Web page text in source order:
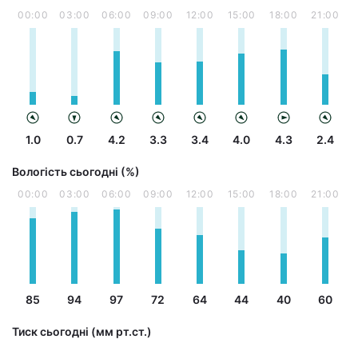
00:00
1.0
03:00
0.7
06:00
4.2
09:00
3.3
12:00
3.4
15:00
4.0
18:00
4.3
21:00
2.4
Вологість сьогодні (%)
00:00
85
03:00
94
06:00
97
09:00
72
12:00
64
15:00
44
18:00
40
21:00
60
Тиск сьогодні (мм рт.ст.)